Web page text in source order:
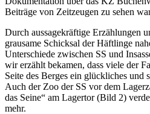
Beiträge von Zeitzeugen zu sehen
Durch aussagekräftige Erzählungen
grausame Schicksal der Häftlinge
Unterschiede zwischen SS und
wir erzählt bekamen, dass viele der
Seite des Berges ein glückliches und
Auch der Zoo der SS vor dem
das Seine“ am Lagertor (Bild 2)
mehr.